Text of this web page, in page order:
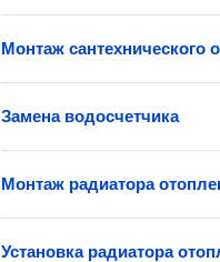
Монтаж сантехнического
Замена водосчетчика
Монтаж радиатора
Установка радиатора